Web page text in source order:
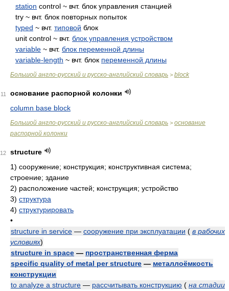
station control ~ вчт. блок управления станцией
try ~ вчт. блок повторных попыток
typed ~ вчт. типовой блок
unit control ~ вчт. блок управления устройством
variable ~ вчт. блок переменной длины
variable-length ~ вчт. блок переменной длины
Большой англо-русский и русско-английский словарь > block
11
основание распорной колонки
column base block
Большой англо-русский и русско-английский словарь > основание
распорной колонки
12
structure
1) сооружение; конструкция; конструктивная система;
строение; здание
2) расположение частей; конструкция; устройство
3) структура
4) структурировать
•
structure in service — сооружение при эксплуатации ( в рабочих
условиях)
structure in space — пространственная ферма
specific quality of metal per structure — металлоёмкость
конструкции
to analyze a structure — рассчитывать конструкцию ( на стадии